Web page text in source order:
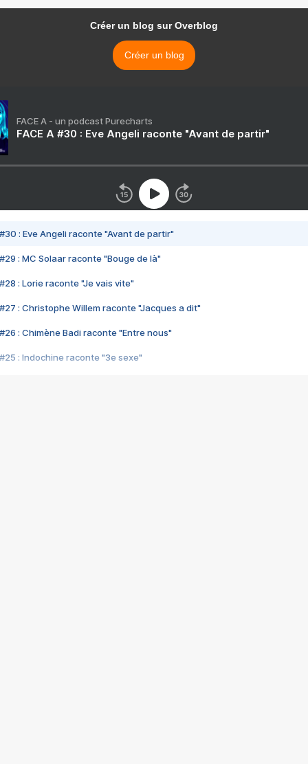
Créer un blog sur Overblog
Créer un blog
FACE A - un podcast Purecharts
FACE A #30 : Eve Angeli raconte "Avant de partir"
#30 : Eve Angeli raconte "Avant de partir"
#29 : MC Solaar raconte "Bouge de là"
#28 : Lorie raconte "Je vais vite"
#27 : Christophe Willem raconte "Jacques a dit"
#26 : Chimène Badi raconte "Entre nous"
#25 : Indochine raconte "3e sexe"